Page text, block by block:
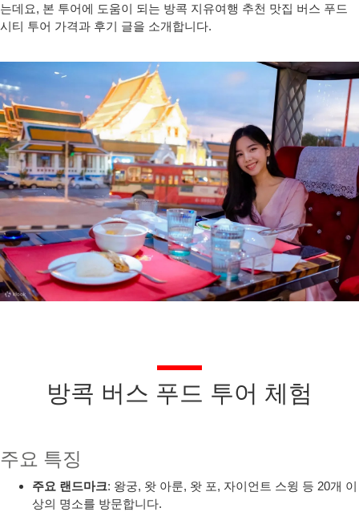
는데요, 본 투어에 도움이 되는 방콕 지유여행 추천 맛집 버스 푸드
시티 투어 가격과 후기 글을 소개합니다.
방콕 버스 푸드 투어 체험
주요 특징
주요 랜드마크: 왕궁, 왓 아룬, 왓 포, 자이언트 스윙 등 20개 이
상의 명소를 방문합니다.